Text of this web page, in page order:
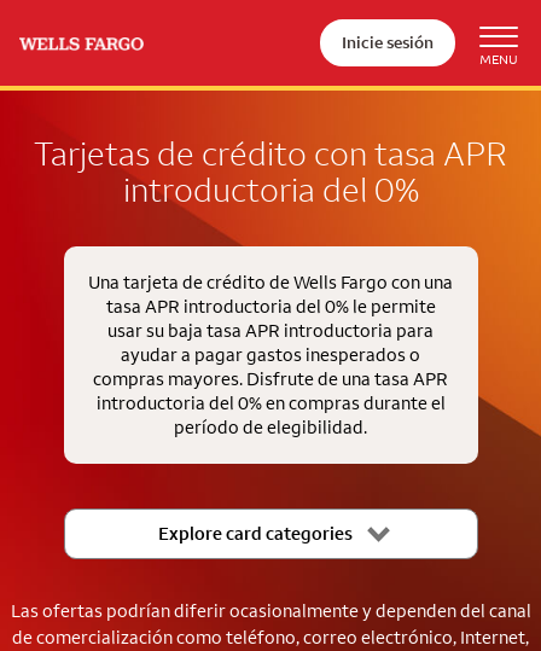
Inicie sesión
Tarjetas de crédito con tasa APR
introductoria del 0%
Una tarjeta de crédito de Wells Fargo con una
tasa APR introductoria del 0% le permite
usar su baja tasa APR introductoria para
ayudar a pagar gastos inesperados o
compras mayores. Disfrute de una tasa APR
introductoria del 0% en compras durante el
período de elegibilidad.
Explore card categories
Las ofertas podrían diferir ocasionalmente y dependen del canal
de comercialización como teléfono, correo electrónico, Internet,